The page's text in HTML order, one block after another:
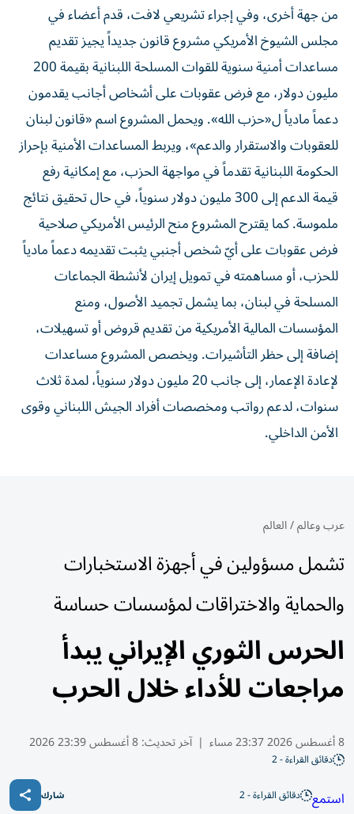
من جهة أخرى، وفي إجراء تشريعي لافت، قدم أعضاء في
مجلس الشيوخ الأمريكي مشروع قانون جديداً يجيز تقديم
مساعدات أمنية سنوية للقوات المسلحة اللبنانية بقيمة 200
مليون دولار، مع فرض عقوبات على أشخاص أجانب يقدمون
دعماً مادياً ل«حزب الله». ويحمل المشروع اسم «قانون لبنان
للعقوبات والاستقرار والدعم»، ويربط المساعدات الأمنية بإحراز
الحكومة اللبنانية تقدماً في مواجهة الحزب، مع إمكانية رفع
قيمة الدعم إلى 300 مليون دولار سنوياً، في حال تحقيق نتائج
ملموسة. كما يقترح المشروع منح الرئيس الأمريكي صلاحية
فرض عقوبات على أيّ شخص أجنبي يثبت تقديمه دعماً مادياً
للحزب، أو مساهمته في تمويل إيران لأنشطة الجماعات
المسلحة في لبنان، بما يشمل تجميد الأصول، ومنع
المؤسسات المالية الأمريكية من تقديم قروض أو تسهيلات،
إضافة إلى حظر التأشيرات. ويخصص المشروع مساعدات
لإعادة الإعمار، إلى جانب 20 مليون دولار سنوياً، لمدة ثلاث
سنوات، لدعم رواتب ومخصصات أفراد الجيش اللبناني وقوى
الأمن الداخلي.
عرب وعالم/العالم
تشمل مسؤولين في أجهزة الاستخبارات
والحماية والاختراقات لمؤسسات حساسة
الحرس الثوري الإيراني يبدأ
مراجعات للأداء خلال الحرب
8 أغسطس 2026 23:37 مساء | آخر تحديث:8 أغسطس 23:39 2026
دقائق القراءة - 2
استمع دقائق القراءة - 2 شارك